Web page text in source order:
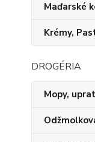
Maďarské
Krémy,
DROGÉRIA
Mopy,